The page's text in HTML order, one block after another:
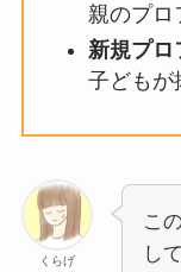
親のプロ
新規プロ
子どもが
くらげ
こ
し